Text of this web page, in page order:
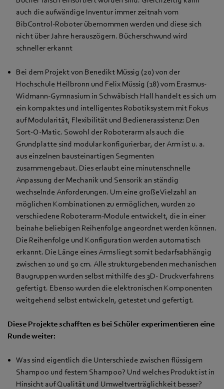
auch die aufwändige Inventur immer zeitnah vom
BibControl-Roboter übernommen werden und diese sich
nicht über Jahre herauszögern. Bücherschwund wird
schneller erkannt
Bei dem Projekt von Benedikt Müssig (20) von der
Hochschule Heilbronn und Felix Müssig (18) vom Erasmus-
Widmann-Gymnasium in Schwäbisch Hall handelt es sich um
ein kompaktes und intelligentes Robotiksystem mit Fokus
auf Modularität, Flexibilität und Bedienerassistenz: Den
Sort-O-Matic. Sowohl der Roboterarm als auch die
Grundplatte sind modular konfigurierbar, der Arm ist u. a.
aus einzelnen bausteinartigen Segmenten
zusammengebaut. Dies erlaubt eine minutenschnelle
Anpassung der Mechanik und Sensorik an ständig
wechselnde Anforderungen. Um eine große Vielzahl an
möglichen Kombinationen zu ermöglichen, wurden 20
verschiedene Roboterarm-Module entwickelt, die in einer
beinahe beliebigen Reihenfolge angeordnet werden können.
Die Reihenfolge und Konfiguration werden automatisch
erkannt. Die Länge eines Arms liegt somit bedarfsabhängig
zwischen 10 und 50 cm. Alle strukturgebenden mechanischen
Baugruppen wurden selbst mithilfe des 3D- Druckverfahrens
gefertigt. Ebenso wurden die elektronischen Komponenten
weitgehend selbst entwickeln, getestet und gefertigt.
Diese Projekte schafften es bei Schüler experimentieren eine
Runde weiter:
Was sind eigentlich die Unterschiede zwischen flüssigem
Shampoo und festem Shampoo? Und welches Produkt ist in
Hinsicht auf Qualität und Umweltverträglichkeit besser?